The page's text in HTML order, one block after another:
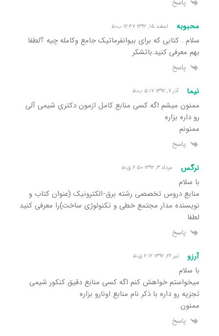
پاسخ
محبوبه اسفند ۱۵, ۱۳۹۲ ۱۲:۴۷ ب٫ظ
سلام . کتابی که برای بیوانفرماتیک جامع وکامله چیه ؟لطفا
بهم معرفی کنید.باتشکر
پاسخ
نیما آذر ۷, ۱۳۹۲ ۵:۱۷ ب٫ظ
ممنون میشم اگه کسی منابع کامل ازمون دکتری شیمی آلی
رو داره بزاره
ممنونم
پاسخ
نرگس مرداد ۳, ۱۳۹۲ ۶:۵۰ ق٫ظ
با سلام
منابع دروس تخصصی رشته برق-الکترونیک (عنوان کتاب و
نویسنده مدار مجتمع خطی و تکنولوژی ساخت)را معرفی کنید
لطفا
پاسخ
آرزو تیر ۲۲, ۱۳۹۲ ۶:۱۲ ق٫ظ
با سلام
میخواستم خواهش کنم اگه کسی منابع دقیق کنکور شیمی
تجزیه رو داره با ذکر نام منابع اونارو بزاره
ممنون
پاسخ